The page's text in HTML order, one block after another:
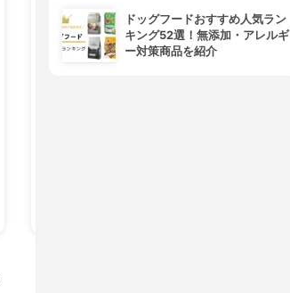
ドッグフードおすすめ人気ラン
キング52選！無添加・アレルギ
ー対策商品を紹介